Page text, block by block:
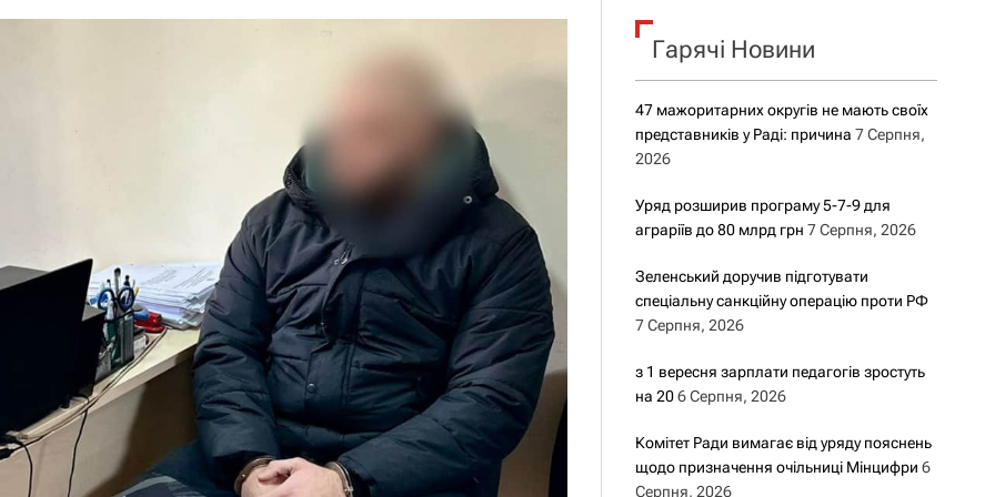
о
о
р
м
у
Гарячі Новини
47 мажоритарних округів не мають своїх
представників у Раді: причина 7 Серпня,
2026
Уряд розширив програму 5-7-9 для
аграріїв до 80 млрд грн 7 Серпня, 2026
Зеленський доручив підготувати
спеціальну санкційну операцію проти РФ
7 Серпня, 2026
з 1 вересня зарплати педагогів зростуть
на 20 6 Серпня, 2026
Комітет Ради вимагає від уряду пояснень
щодо призначення очільниці Мінцифри 6
Серпня, 2026